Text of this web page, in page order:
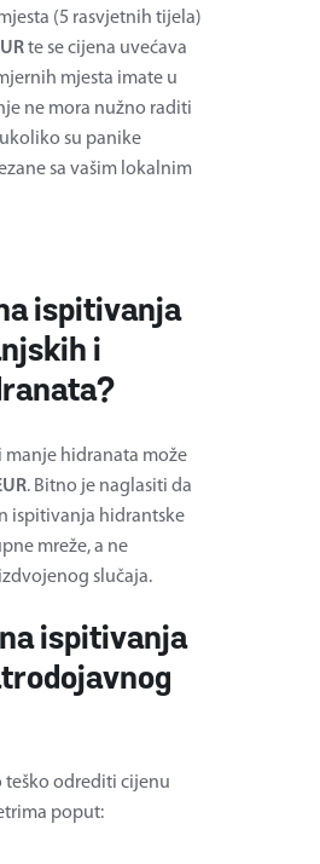
(5 rasvjetnih tijela)
te se cijena uvećava
mjesta imate u
ne mora nužno raditi
su panike
sa vašim lokalnim
ispitivanja
i
manje hidranata može
. Bitno je naglasiti da
ispitivanja hidrantske
mreže, a ne
slučaja.
ispitivanja
teško odrediti cijenu
poput: